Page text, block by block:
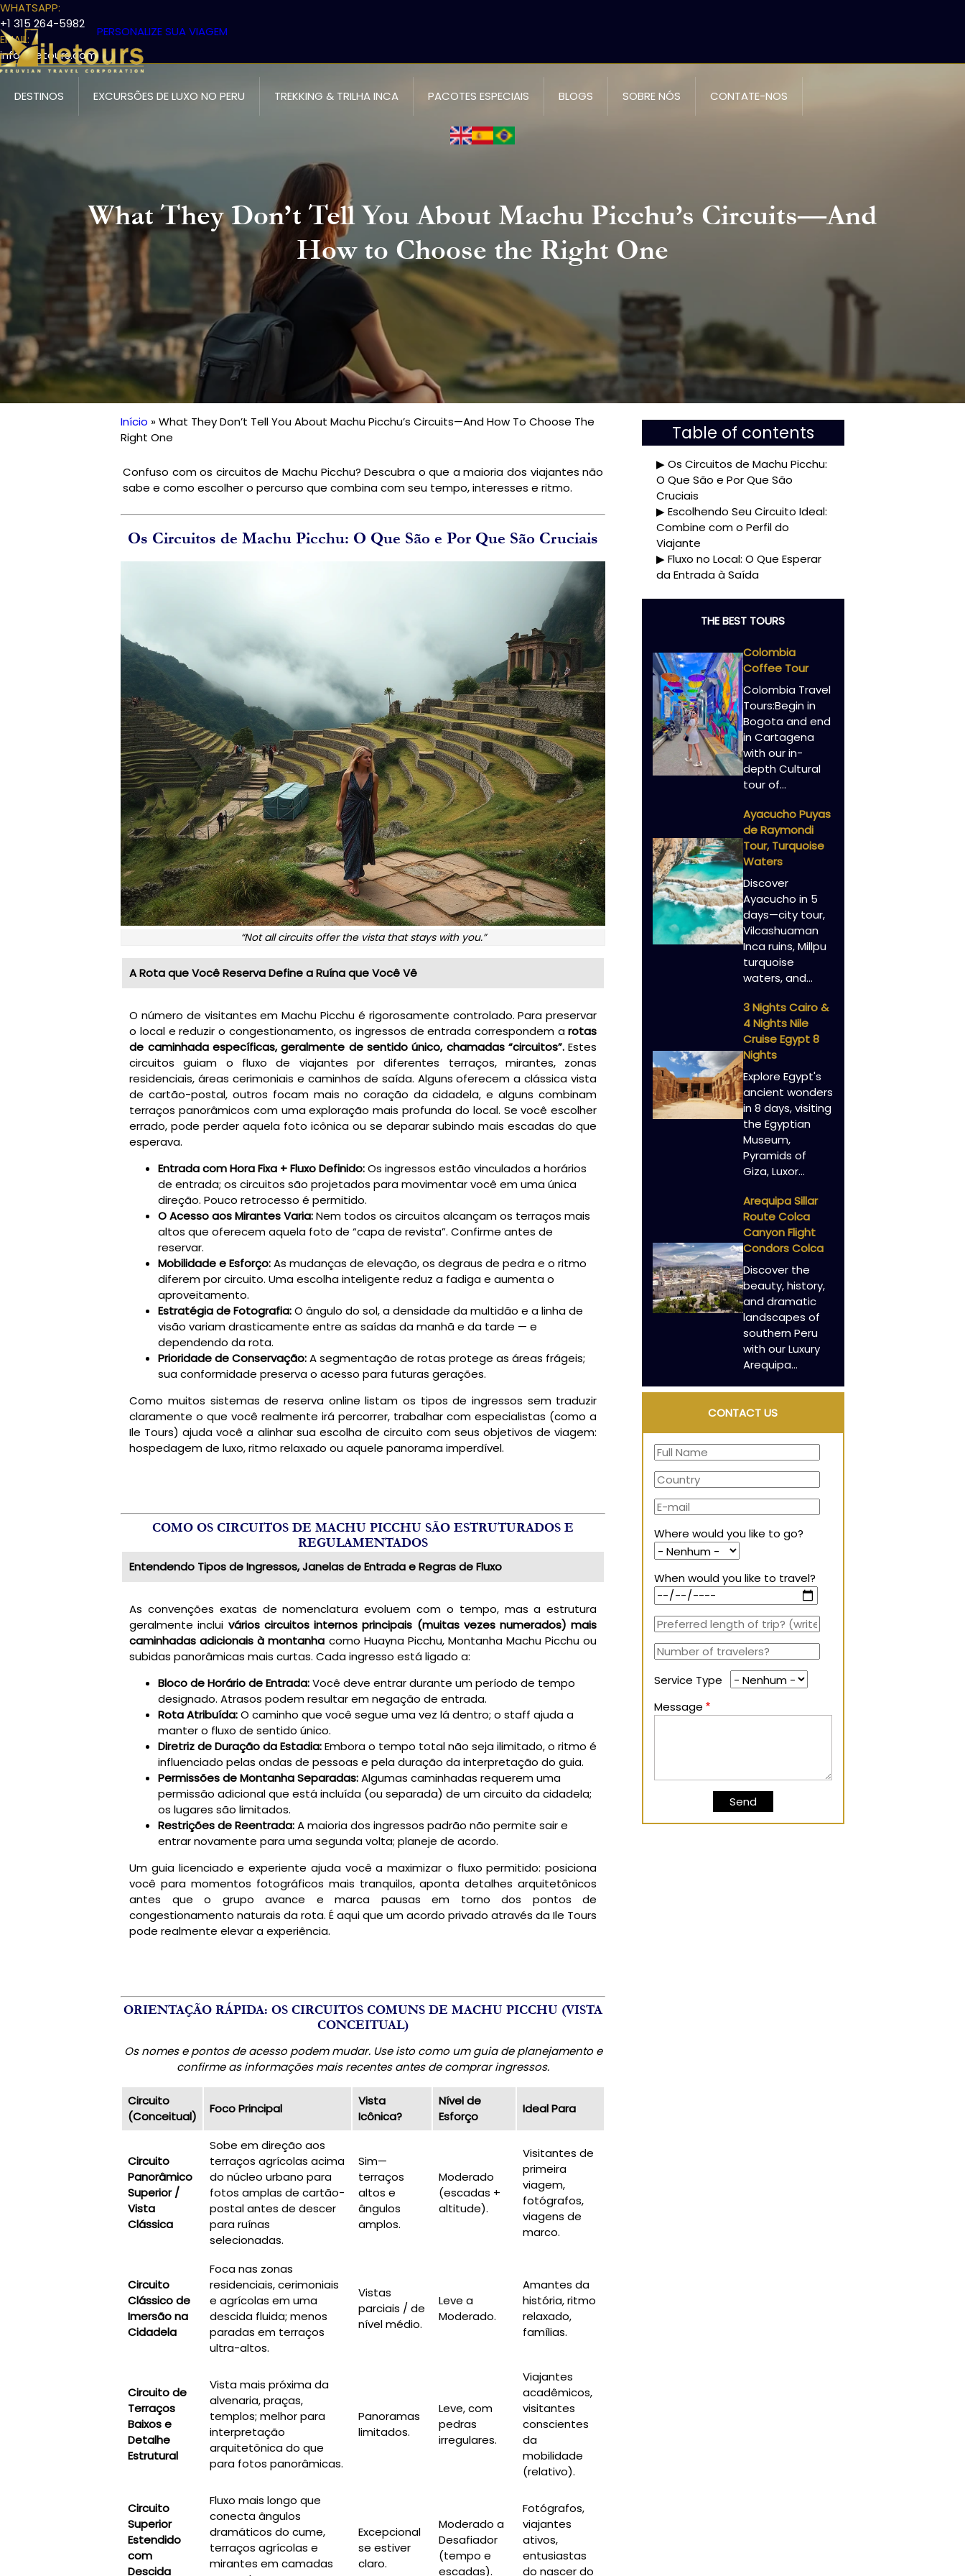
WHATSAPP:
+1 315 264-5982
EMAIL:
info@iletours.com
PERSONALIZE SUA VIAGEM
DESTINOS EXCURSÕES DE LUXO NO PERU TREKKING & TRILHA INCA PACOTES ESPECIAIS BLOGS SOBRE NÓS CONTATE-NOS
What They Don’t Tell You About Machu Picchu’s Circuits—And
How to Choose the Right One
Trilha
navegação
Início
What They Don’t Tell You About Machu Picchu’s Circuits—And How To Choose The
Right One
Confuso com os circuitos de Machu Picchu? Descubra o que a maioria dos viajantes não
sabe e como escolher o percurso que combina com seu tempo, interesses e ritmo.
Os Circuitos de Machu Picchu: O Que São e Por Que São Cruciais
“Not all circuits offer the vista that stays with you.”
A Rota que Você Reserva Define a Ruína que Você Vê
O número de visitantes em Machu Picchu é rigorosamente controlado. Para preservar
o local e reduzir o congestionamento, os ingressos de entrada correspondem arotas
de caminhada específicas, geralmente de sentido único, chamadas “circuitos”.Estes
circuitos guiam o fluxo de viajantes por diferentes terraços, mirantes, zonas
residenciais, áreas cerimoniais e caminhos de saída. Alguns oferecem a clássica vista
de cartão-postal, outros focam mais no coração da cidadela, e alguns combinam
terraços panorâmicos com uma exploração mais profunda do local. Se você escolher
errado, pode perder aquela foto icônica ou se deparar subindo mais escadas do que
esperava.
Entrada com Hora Fixa + Fluxo Definido:Os ingressos estão vinculados a horários
de entrada; os circuitos são projetados para movimentar você em uma única
direção. Pouco retrocesso é permitido.
O Acesso aos Mirantes Varia:Nem todos os circuitos alcançam os terraços mais
altos que oferecem aquela foto de “capa de revista”. Confirme antes de
reservar.
Mobilidade e Esforço:As mudanças de elevação, os degraus de pedra e o ritmo
diferem por circuito. Uma escolha inteligente reduz a fadiga e aumenta o
aproveitamento.
Estratégia de Fotografia:O ângulo do sol, a densidade da multidão e a linha de
visão variam drasticamente entre as saídas da manhã e da tarde — e
dependendo da rota.
Prioridade de Conservação:A segmentação de rotas protege as áreas frágeis;
sua conformidade preserva o acesso para futuras gerações.
Como muitos sistemas de reserva online listam os tipos de ingressos sem traduzir
claramente o que você realmente irá percorrer, trabalhar com especialistas (como a
Ile Tours) ajuda você a alinhar sua escolha de circuito com seus objetivos de viagem:
hospedagem de luxo, ritmo relaxado ou aquele panorama imperdível.
COMO OS CIRCUITOS DE MACHU PICCHU SÃO ESTRUTURADOS E
REGULAMENTADOS
Entendendo Tipos de Ingressos, Janelas de Entrada e Regras de Fluxo
As convenções exatas de nomenclatura evoluem com o tempo, mas a estrutura
geralmente inclui vários circuitos internos principais (muitas vezes numerados) mais
caminhadas adicionais à montanha como Huayna Picchu, Montanha Machu Picchu ou
subidas panorâmicas mais curtas. Cada ingresso está ligado a:
Bloco de Horário de Entrada:Você deve entrar durante um período de tempo
designado. Atrasos podem resultar em negação de entrada.
Rota Atribuída:O caminho que você segue uma vez lá dentro; o staff ajuda a
manter o fluxo de sentido único.
Diretriz de Duração da Estadia:Embora o tempo total não seja ilimitado, o ritmo é
influenciado pelas ondas de pessoas e pela duração da interpretação do guia.
Permissões de Montanha Separadas:Algumas caminhadas requerem uma
permissão adicional que está incluída (ou separada) de um circuito da cidadela;
os lugares são limitados.
Restrições de Reentrada:A maioria dos ingressos padrão não permite sair e
entrar novamente para uma segunda volta; planeje de acordo.
Um guia licenciado e experiente ajuda você a maximizar o fluxo permitido: posiciona
você para momentos fotográficos mais tranquilos, aponta detalhes arquitetônicos
antes que o grupo avance e marca pausas em torno dos pontos de
congestionamento naturais da rota. É aqui que um acordo privado através da Ile Tours
pode realmente elevar a experiência.
ORIENTAÇÃO RÁPIDA: OS CIRCUITOS COMUNS DE MACHU PICCHU (VISTA
CONCEITUAL)
Os nomes e pontos de acesso podem mudar. Use isto como um guia de planejamento e
confirme as informações mais recentes antes de comprar ingressos.
Circuito
(Conceitual)
Foco Principal
Vista
Icônica?
Nível de
Esforço
Ideal Para
Circuito
Panorâmico
Superior /
Vista
Clássica
Sobe em direção aos
terraços agrícolas acima
do núcleo urbano para
fotos amplas de cartão-
postal antes de descer
para ruínas
selecionadas.
Sim—
terraços
altos e
ângulos
amplos.
Moderado
(escadas +
altitude).
Visitantes de
primeira
viagem,
fotógrafos,
viagens de
marco.
Circuito
Clássico de
Imersão na
Cidadela
Foca nas zonas
residenciais, cerimoniais
e agrícolas em uma
descida fluida; menos
paradas em terraços
ultra-altos.
Vistas
parciais / de
nível médio.
Leve a
Moderado.
Amantes da
história, ritmo
relaxado,
famílias.
Circuito de
Terraços
Baixos e
Detalhe
Estrutural
Vista mais próxima da
alvenaria, praças,
templos; melhor para
interpretação
arquitetônica do que
para fotos panorâmicas.
Panoramas
limitados.
Leve, com
pedras
irregulares.
Viajantes
acadêmicos,
visitantes
conscientes
da
mobilidade
(relativo).
Circuito
Superior
Estendido
com
Descida
Fluxo mais longo que
conecta ângulos
dramáticos do cume,
terraços agrícolas e
mirantes em camadas
Excepcional
se estiver
claro.
Moderado a
Desafiador
(tempo e
escadas).
Fotógrafos,
viajantes
ativos,
entusiastas
do nascer do
Table of contents
Os Circuitos de Machu Picchu:
O Que São e Por Que São
Cruciais
Escolhendo Seu Circuito Ideal:
Combine com o Perfil do
Viajante
Fluxo no Local: O Que Esperar
da Entrada à Saída
THE BEST TOURS
Colombia
Coffee Tour
Colombia Travel
Tours:Begin in
Bogota and end
in Cartagena
with our in-
depth Cultural
tour of…
Ayacucho Puyas
de Raymondi
Tour, Turquoise
Waters
Discover
Ayacucho in 5
days—city tour,
Vilcashuaman
Inca ruins, Millpu
turquoise
waters, and…
3 Nights Cairo &
4 Nights Nile
Cruise Egypt 8
Nights
Explore Egypt's
ancient wonders
in 8 days, visiting
the Egyptian
Museum,
Pyramids of
Giza, Luxor…
Arequipa Sillar
Route Colca
Canyon Flight
Condors Colca
Discover the
beauty, history,
and dramatic
landscapes of
southern Peru
with our Luxury
Arequipa…
CONTACT US
Where would you like to go?
When would you like to travel?
Service Type
Message